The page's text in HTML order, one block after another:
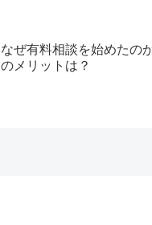
なぜ有料相談を始めたの
のメリットは？